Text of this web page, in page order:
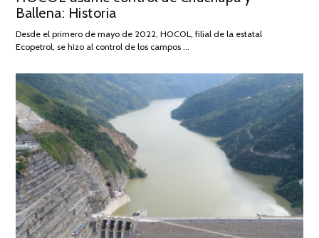
2026
Ballena: Historia
Desde el primero de mayo de 2022, HOCOL, filial de la estatal
Ecopetrol, se hizo al control de los campos …